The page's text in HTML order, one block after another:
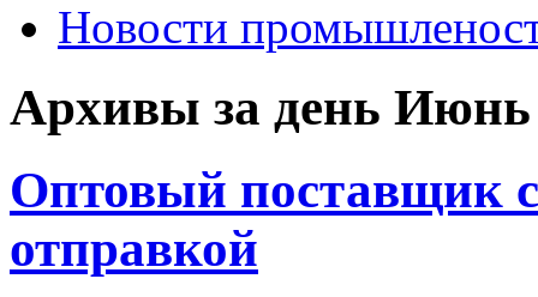
Новости
Архивы за день Июнь
Оптовый поставщик
отправкой